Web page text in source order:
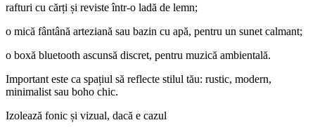
rafturi cu cărți și reviste într-o ladă de lemn;
o mică fântână arteziană sau bazin cu apă, pentru un sunet calmant;
o boxă bluetooth ascunsă discret, pentru muzică ambientală.
Important este ca spațiul să reflecte stilul tău: rustic, modern,
minimalist sau boho chic.
Izolează fonic și vizual, dacă e cazul